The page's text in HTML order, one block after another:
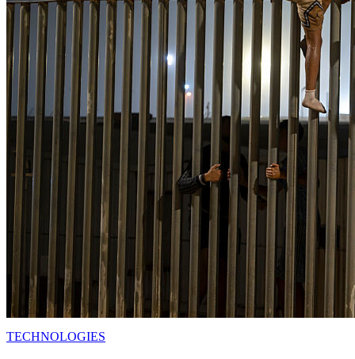
TECHNOLOGIES